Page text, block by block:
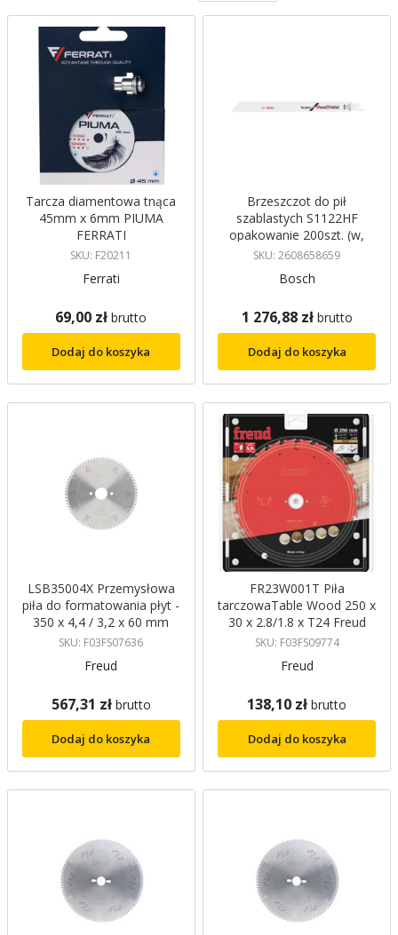
Tarcza diamentowa tnąca
45mm x 6mm PIUMA
FERRATI
SKU: F20211
Ferrati
69,00 zł brutto
Dodaj do koszyka
Brzeszczot do pił
szablastych S1122HF
opakowanie 200szt. (w,
NLA) Bosch
SKU: 2608658659
Bosch
1 276,88 zł brutto
Dodaj do koszyka
LSB35004X Przemysłowa
piła do formatowania płyt -
350 x 4,4 / 3,2 x 60 mm
Z72 Freud
SKU: F03FS07636
Freud
567,31 zł brutto
Dodaj do koszyka
FR23W001T Piła
tarczowaTable Wood 250 x
30 x 2.8/1.8 x T24 Freud
SKU: F03FS09774
Freud
138,10 zł brutto
Dodaj do koszyka